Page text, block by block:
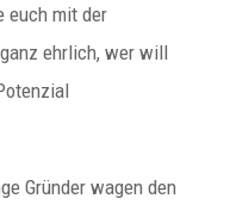
euch mit der
ehrlich, wer will
Gründer wagen den